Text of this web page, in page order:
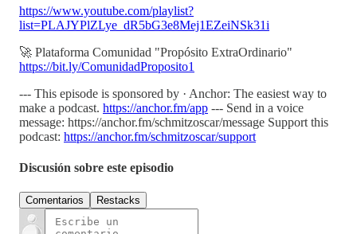
https://www.youtube.com/playlist?
list=PLAJYPlZLye_dR5bG3e8Mej1EZeiNSk31i
🚀 Plataforma Comunidad "Propósito ExtraOrdinario"
https://bit.ly/ComunidadProposito1
--- This episode is sponsored by · Anchor: The easiest way to
make a podcast. https://anchor.fm/app --- Send in a voice
message: https://anchor.fm/schmitzoscar/message Support this
podcast: https://anchor.fm/schmitzoscar/support
Discusión sobre este episodio
Comentarios Restacks